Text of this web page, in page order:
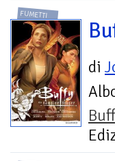
FUMETTI
di